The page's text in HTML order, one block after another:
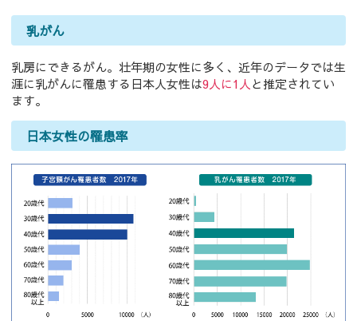
乳がん
乳房にできるがん。壮年期の女性に多く、近年のデータでは生
涯に乳がんに罹患する日本人女性は9人に1人 と推定されてい
ます。
日本女性の罹患率